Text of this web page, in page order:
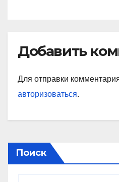
Добавить
Для отправки
авторизоваться.
Поиск